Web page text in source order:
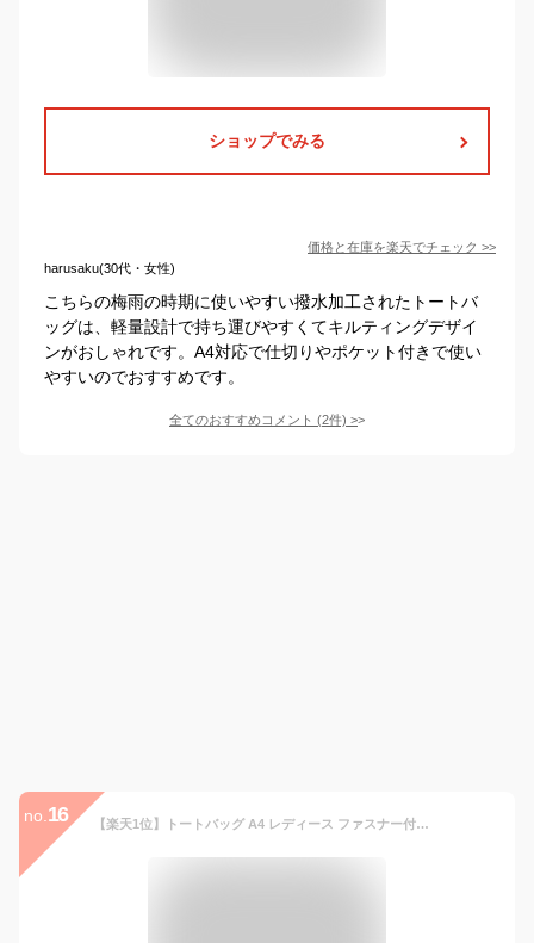
ショップでみる
価格と在庫を楽天でチェック >>
harusaku(30代・女性)
こちらの梅雨の時期に使いやすい撥水加工されたトートバ
ッグは、軽量設計で持ち運びやすくてキルティングデザイ
ンがおしゃれです。A4対応で仕切りやポケット付きで使い
やすいのでおすすめです。
全てのおすすめコメント (2件) >
no. 16 【楽天1位】トートバッグ A4 レディース ファスナー付き 大きめ 無地 シンプル ナイロン 収納ポケット 手提げ 肩掛け 2way 軽量 おしゃれ 大容量 撥水加工 おしゃれ お買い物バック 持ち運び 便利 整理整頓 通勤 通学 ネコポス送料無料！【ra60211】